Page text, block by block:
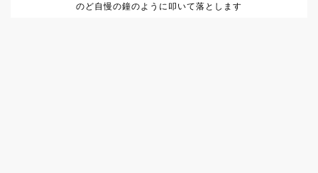
のど自慢の鐘のように叩いて落とします